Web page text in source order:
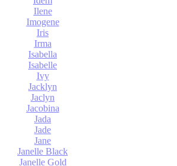
Ilene
Imogene
Iris
Irma
Isabella
Isabelle
Ivy
Jacklyn
Jaclyn
Jacobina
Jada
Jade
Jane
Janelle Black
Janelle Gold